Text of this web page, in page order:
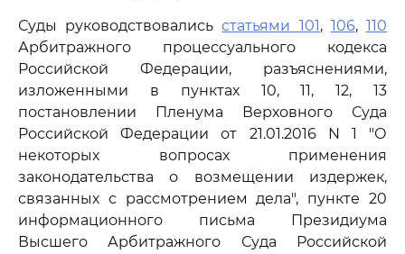
Суды руководствовалисьстатьями 101, 106,110
Арбитражного процессуального кодекса
Российской Федерации, разъяснениями,
изложенными в пунктах 10, 11, 12, 13
постановлении Пленума Верховного Суда
Российской Федерации от 21.01.2016 N 1 "О
некоторых вопросах применения
законодательства о возмещении издержек,
связанных с рассмотрением дела", пункте 20
информационного письма Президиума
Высшего Арбитражного Суда Российской